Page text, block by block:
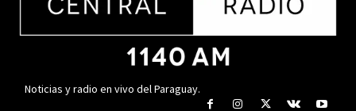
la comunidad paraguaya
Noticias y radio en vivo del Paraguay.